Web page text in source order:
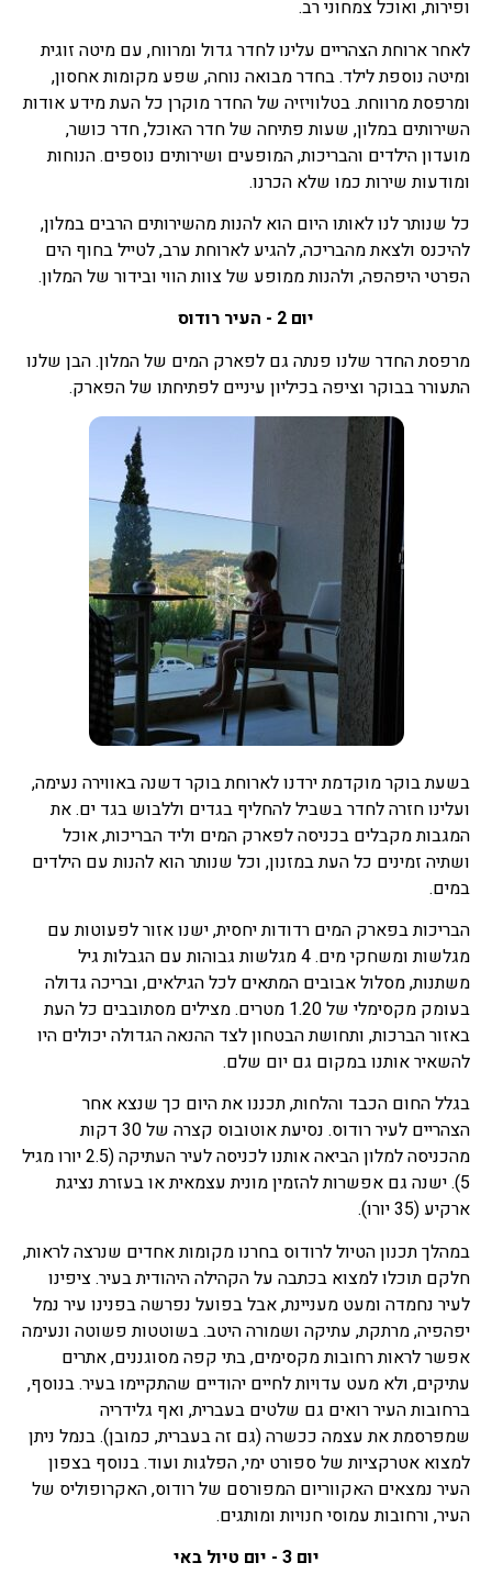
ופירות, ואוכל צמחוני רב.
לאחר ארוחת הצהריים עלינו לחדר גדול ומרווח, עם מיטה זוגית
ומיטה נוספת לילד. בחדר מבואה נוחה, שפע מקומות אחסון,
ומרפסת מרווחת. בטלוויזיה של החדר מוקרן כל העת מידע אודות
השירותים במלון, שעות פתיחה של חדר האוכל, חדר כושר,
מועדון הילדים והבריכות, המופעים ושירותים נוספים. הנוחות
ומודעות שירות כמו שלא הכרנו.
כל שנותר לנו לאותו היום הוא להנות מהשירותים הרבים במלון,
להיכנס ולצאת מהבריכה, להגיע לארוחת ערב, לטייל בחוף הים
הפרטי היפהפה, ולהנות ממופע של צוות הווי ובידור של המלון.
יום 2 - העיר רודוס
מרפסת החדר שלנו פנתה גם לפארק המים של המלון. הבן שלנו
התעורר בבוקר וציפה בכיליון עיניים לפתיחתו של הפארק.
בשעת בוקר מוקדמת ירדנו לארוחת בוקר דשנה באווירה נעימה,
ועלינו חזרה לחדר בשביל להחליף בגדים וללבוש בגד ים. את
המגבות מקבלים בכניסה לפארק המים וליד הבריכות, אוכל
ושתיה זמינים כל העת במזנון, וכל שנותר הוא להנות עם הילדים
במים.
הבריכות בפארק המים רדודות יחסית, ישנו אזור לפעוטות עם
מגלשות ומשחקי מים. 4 מגלשות גבוהות עם הגבלות גיל
משתנות, מסלול אבובים המתאים לכל הגילאים, ובריכה גדולה
בעומק מקסימלי של 1.20 מטרים. מצילים מסתובבים כל העת
באזור הברכות, ותחושת הבטחון לצד ההנאה הגדולה יכולים היו
להשאיר אותנו במקום גם יום שלם.
בגלל החום הכבד והלחות, תכננו את היום כך שנצא אחר
הצהריים לעיר רודוס. נסיעת אוטובוס קצרה של 30 דקות
מהכניסה למלון הביאה אותנו לכניסה לעיר העתיקה (2.5 יורו מגיל
5). ישנה גם אפשרות להזמין מונית עצמאית או בעזרת נציגת
ארקיע (35 יורו).
במהלך תכנון הטיול לרודוס בחרנו מקומות אחדים שנרצה לראות,
חלקם תוכלו למצוא בכתבה על הקהילה היהודית בעיר. ציפינו
לעיר נחמדה ומעט מעניינת, אבל בפועל נפרשה בפנינו עיר נמל
יפהפיה, מרתקת, עתיקה ושמורה היטב. בשוטטות פשוטה ונעימה
אפשר לראות רחובות מקסימים, בתי קפה מסוגננים, אתרים
עתיקים, ולא מעט עדויות לחיים יהודיים שהתקיימו בעיר. בנוסף,
ברחובות העיר רואים גם שלטים בעברית, ואף גלידריה
שמפרסמת את עצמה ככשרה (גם זה בעברית, כמובן). בנמל ניתן
למצוא אטרקציות של ספורט ימי, הפלגות ועוד. בנוסף בצפון
העיר נמצאים האקווריום המפורסם של רודוס, האקרופוליס של
העיר, ורחובות עמוסי חנויות ומותגים.
יום 3 - יום טיול באי